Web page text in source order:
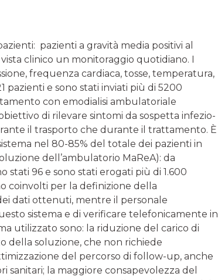
pazienti a gravità media positivi al
clinico un monitoraggio quotidiano. I
frequenza cardiaca, tosse, temperatura,
pazienti e sono stati inviati più di 5200
con emodialisi ambulatoriale
di rilevare sintomi da sospetta infezio­
il trasporto che durante il trattamento. È
nel 80-85% del totale dei pazienti in
dell’ambulatorio MaReA): da
stati 96 e sono stati erogati più di 1.600
coin­volti per la definizione della
dati ottenuti, mentre il personale
sistema e di verificare telefonica­mente in
utilizzato sono: la riduzione del carico di
della soluzione, che non richiede
del percorso di follow-up, anche
sanitari; la maggiore consapevolezza del